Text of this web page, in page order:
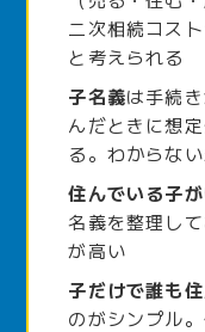
二次相続コス
と考えられる
子名義は手続
んだときに想
る。わからな
住んでいる子
名義を整理し
が高い
子だけで誰も
のがシンプル